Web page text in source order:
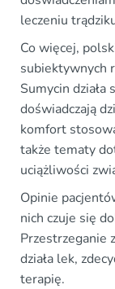
leczeniu
Co więcej,
subiektywnych
Sumycin
doświadczają
komfort
także tematy
uciążliwości
Opinie
nich czuje się
Przestrzeganie
działa lek,
terapię.